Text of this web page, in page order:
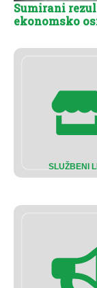
SLUŽBENI
Sumirani
ekonomsko